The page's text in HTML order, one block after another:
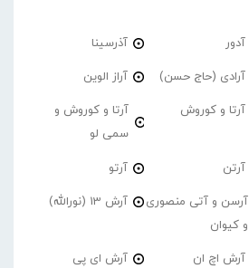
آدور آذرسینا
آرادی (حاج حسن) آراز الوین
آرتا و کوروش
آرتا و کوروش و
سمی لو
آرتن آرتو
آرسن و آتی منصوری
و کیوان
آرش 13 (نورالله)
آرش اچ ان آرش ای پی